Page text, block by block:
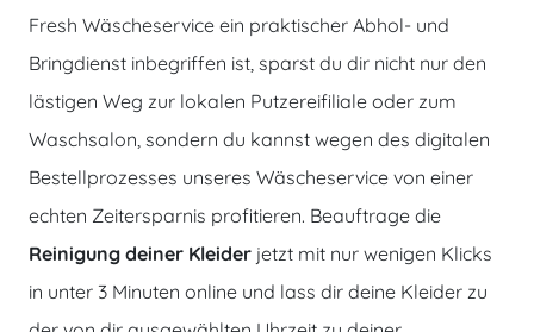
Fresh Wäscheservice ein praktischer Abhol- und
Bringdienst inbegriffen ist, sparst du dir nicht nur den
lästigen Weg zur lokalen Putzereifiliale oder zum
Waschsalon, sondern du kannst wegen des digitalen
Bestellprozesses unseres Wäscheservice von einer
echten Zeitersparnis profitieren. Beauftrage die
Reinigung deiner Kleider jetzt mit nur wenigen Klicks
in unter 3 Minuten online und lass dir deine Kleider zu